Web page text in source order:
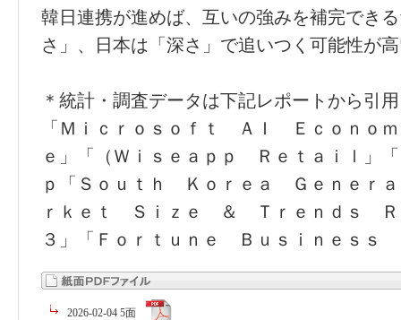
韓日連携が進めば、互いの強みを補完でき
さ」、日本は「深さ」で追いつく可能性が
＊統計・調査データは下記レポートから引
「Ｍｉｃｒｏｓｏｆｔ ＡＩ Ｅｃｏｎｏ
ｅ」「（Ｗｉｓｅａｐｐ Ｒｅｔａｉｌ」
ｐ「Ｓｏｕｔｈ Ｋｏｒｅａ Ｇｅｎｅｒ
ｒｋｅｔ Ｓｉｚｅ ＆ Ｔｒｅｎｄｓ Ｒ
３」「Ｆｏｒｔｕｎｅ Ｂｕｓｉｎｅｓｓ
2026-02-04 5面